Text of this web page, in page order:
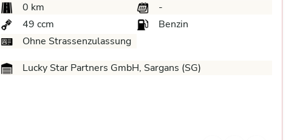
0 km
-
49 ccm
Benzin
Ohne Strassenzulassung
Lucky Star Partners GmbH, Sargans (SG)